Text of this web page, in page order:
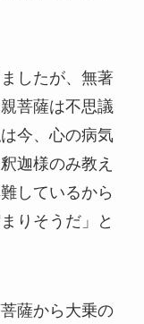
したが、無著
菩薩は不思議
今、心の病気
迦様のみ教え
しているから
りそうだ」と
薩から大乗の